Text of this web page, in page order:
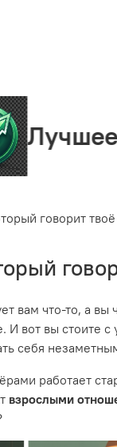
говорит
вам что-то, а
И вот вы стоите
себя
работает
взрослыми